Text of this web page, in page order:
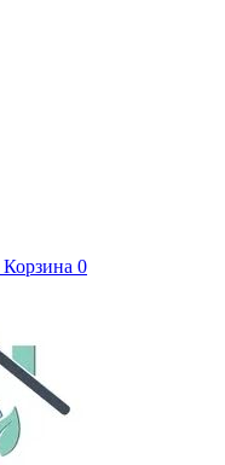
Корзина 0